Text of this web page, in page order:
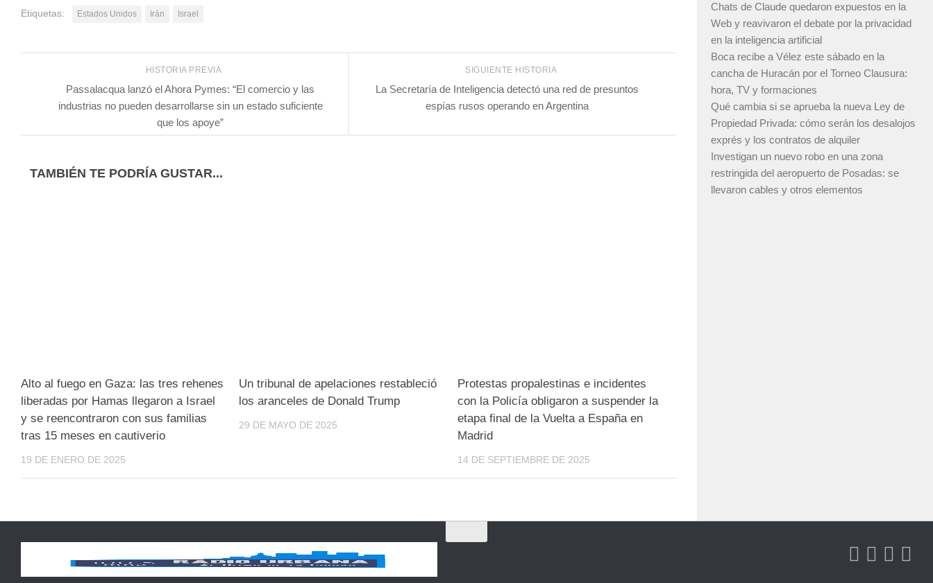
Etiquetas: Estados Unidos Irán Israel
SIGUIENTE HISTORIA
La Secretaría de Inteligencia detectó una red de presuntos
espías rusos operando en Argentina
HISTORIA PREVIA
Passalacqua lanzó el Ahora Pymes: “El comercio y las
industrias no pueden desarrollarse sin un estado suficiente
que los apoye”
TAMBIÉN TE PODRÍA GUSTAR...
Alto al fuego en Gaza: las tres rehenes
liberadas por Hamas llegaron a Israel
y se reencontraron con sus familias
tras 15 meses en cautiverio
19 DE ENERO DE 2025
Un tribunal de apelaciones restableció
los aranceles de Donald Trump
29 DE MAYO DE 2025
Protestas propalestinas e incidentes
con la Policía obligaron a suspender la
etapa final de la Vuelta a España en
Madrid
14 DE SEPTIEMBRE DE 2025
Chats de Claude quedaron expuestos en la
Web y reavivaron el debate por la privacidad
en la inteligencia artificial
Boca recibe a Vélez este sábado en la
cancha de Huracán por el Torneo Clausura:
hora, TV y formaciones
Qué cambia si se aprueba la nueva Ley de
Propiedad Privada: cómo serán los desalojos
exprés y los contratos de alquiler
Investigan un nuevo robo en una zona
restringida del aeropuerto de Posadas: se
llevaron cables y otros elementos